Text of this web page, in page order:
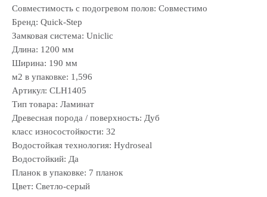
Совместимость с подогревом полов: Совместимо
Бренд: Quick-Step
Замковая система: Uniclic
Длина: 1200 мм
Ширина: 190 мм
м2 в упаковке: 1,596
Артикул: CLH1405
Тип товара: Ламинат
Древесная порода / поверхность: Дуб
класс износостойкости: 32
Водостойкая технология: Hydroseal
Водостойкий: Да
Планок в упаковке: 7 планок
Цвет: Светло-серый